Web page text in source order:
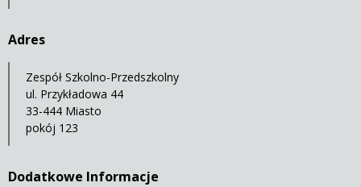
Adres
Zespół Szkolno-Przedszkolny
ul. Przykładowa 44
33-444 Miasto
pokój 123
Dodatkowe Informacje